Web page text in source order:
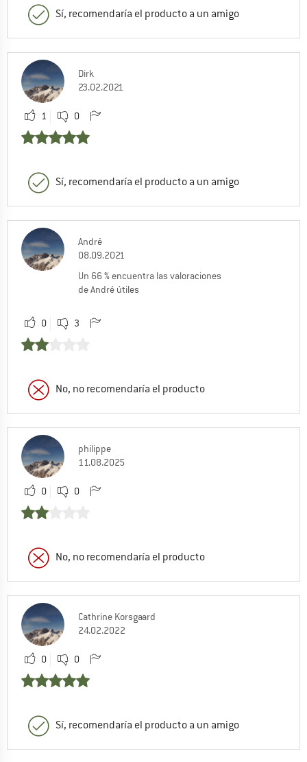
Sí, recomendaría el producto a un amigo
Dirk
23.02.2021
1 0
Sí, recomendaría el producto a un amigo
André
08.09.2021
Un 66 % encuentra las valoraciones
de André útiles
0 3
No, no recomendaría el producto
philippe
11.08.2025
0 0
No, no recomendaría el producto
Cathrine Korsgaard
24.02.2022
0 0
Sí, recomendaría el producto a un amigo